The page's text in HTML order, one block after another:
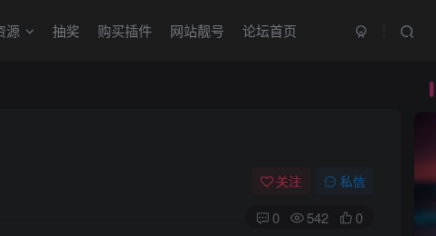
源 抽奖 购买插件 网站靓号 论坛首页
关注 私信
0 542 0